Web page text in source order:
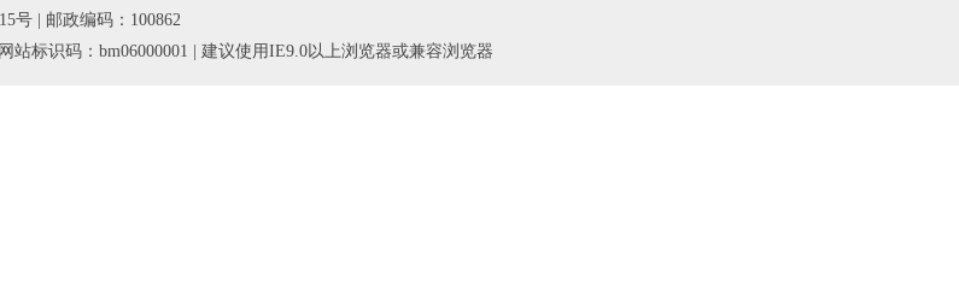
号 | 邮政编码：100862
站标识码：bm06000001 | 建议使用IE9.0以上浏览器或兼容浏览器